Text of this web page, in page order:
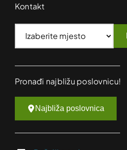
Kontakt
Pronađi najbližu poslovnicu!
Najbliža poslovnica